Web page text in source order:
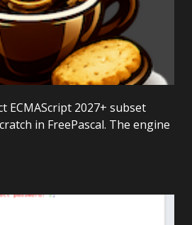
ECMAScript 2027+ subset
in FreePascal. The engine